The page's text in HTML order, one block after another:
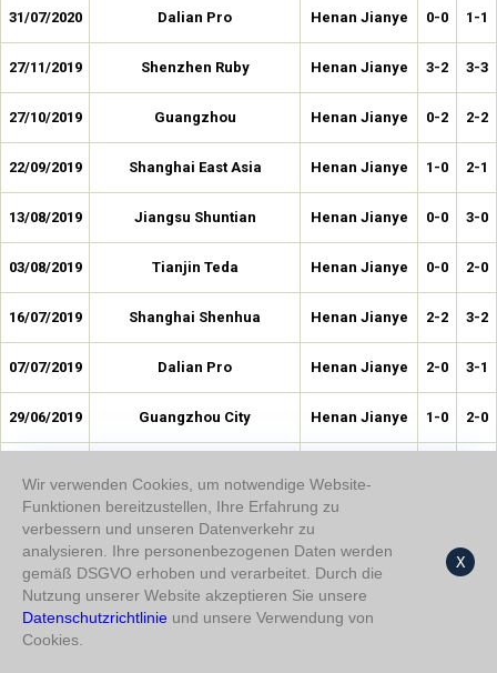
31/07/2020 Dalian Pro Henan Jianye 0-0 1-1
27/11/2019 Shenzhen Ruby Henan Jianye 3-2 3-3
27/10/2019 Guangzhou Henan Jianye 0-2 2-2
22/09/2019 Shanghai East Asia Henan Jianye 1-0 2-1
13/08/2019 Jiangsu Shuntian Henan Jianye 0-0 3-0
03/08/2019 Tianjin Teda Henan Jianye 0-0 2-0
16/07/2019 Shanghai Shenhua Henan Jianye 2-2 3-2
07/07/2019 Dalian Pro Henan Jianye 2-0 3-1
29/06/2019 Guangzhou City Henan Jianye 1-0 2-0
08/06/2019 Hubei Zhongbo Henan Jianye
11/05/2019 Hebei CFFC Henan Jianye 2-2 2-3
05/05/2019 Shaanxi Chanba Henan Jianye
Wir verwenden Cookies, um notwendige Website-
Funktionen bereitzustellen, Ihre Erfahrung zu
verbessern und unseren Datenverkehr zu
analysieren. Ihre personenbezogenen Daten werden
gemäß DSGVO erhoben und verarbeitet. Durch die
Nutzung unserer Website akzeptieren Sie unsere
Datenschutzrichtlinie und unsere Verwendung von
Cookies.
X